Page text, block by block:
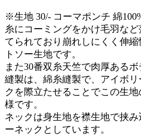
※生地 30/- コーマポンチ 綿
糸にコーミングをかけ毛羽な
てられており崩れしにくく伸
トソー生地です。
また30番双糸天竺で肉厚ある
縫製は、綿糸縫製で、アイボ
クを際立たせることでこの生
様です。
ネックは身生地を襟生地で挟
ーネックとしています。